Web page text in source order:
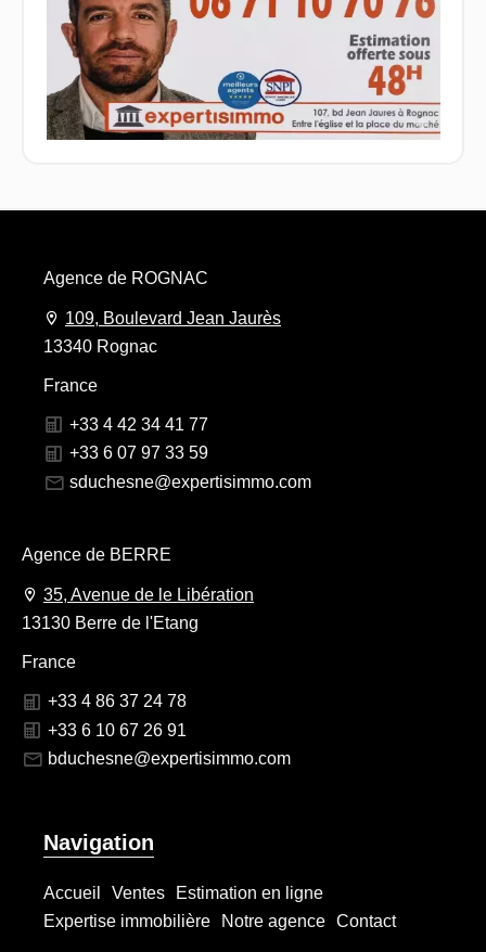
Agence de ROGNAC
109, Boulevard Jean Jaurès
13340 Rognac
France
+33 4 42 34 41 77
+33 6 07 97 33 59
sduchesne@expertisimmo.com
Agence de BERRE
35, Avenue de le Libération
13130 Berre de l'Etang
France
+33 4 86 37 24 78
+33 6 10 67 26 91
bduchesne@expertisimmo.com
Navigation
Accueil Ventes
Estimation en ligne
Expertise immobilière
Notre agence Contact